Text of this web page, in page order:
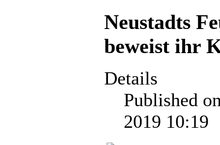
Neustadts
beweist ihr
Details
Published
2019 10:19